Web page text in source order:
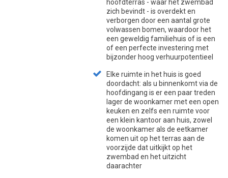
hoofdterras - waar het zwembad
zich bevindt - is overdekt en
verborgen door een aantal grote
volwassen bomen, waardoor het
een geweldig familiehuis of is een
of een perfecte investering met
bijzonder hoog verhuurpotentieel
Elke ruimte in het huis is goed
doordacht: als u binnenkomt via de
hoofdingang is er een paar treden
lager de woonkamer met een open
keuken en zelfs een ruimte voor
een klein kantoor aan huis, zowel
de woonkamer als de eetkamer
komen uit op het terras aan de
voorzijde dat uitkijkt op het
zwembad en het uitzicht
daarachter